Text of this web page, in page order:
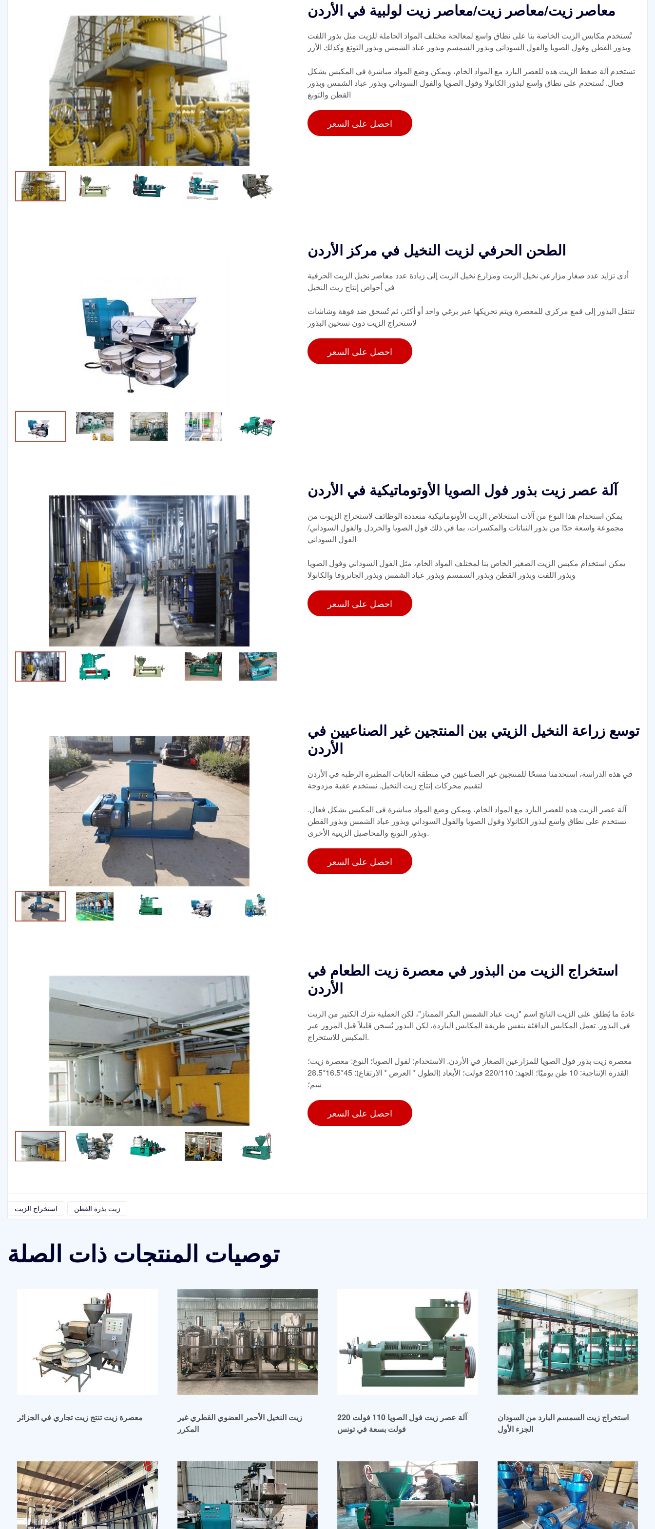
معاصر زيت/معاصر زيت/معاصر زيت لولبية في الأردن
تُستخدم مكابس الزيت الخاصة بنا على نطاق واسع لمعالجة مختلف المواد الحاملة للزيت مثل بذور اللفت
وبذور القطن وفول الصويا والفول السوداني وبذور السمسم وبذور عباد الشمس وبذور التونغ وكذلك الأرز
تستخدم آلة ضغط الزيت هذه للعصر البارد مع المواد الخام، ويمكن وضع المواد مباشرة في المكبس بشكل
فعال. تُستخدم على نطاق واسع لبذور الكانولا وفول الصويا والفول السوداني وبذور عباد الشمس وبذور
القطن والتونغ
احصل على السعر
الطحن الحرفي لزيت النخيل في مركز الأردن
أدى تزايد عدد صغار مزارعي نخيل الزيت ومزارع نخيل الزيت إلى زيادة عدد معاصر نخيل الزيت الحرفية
في أحواض إنتاج زيت النخيل
تنتقل البذور إلى قمع مركزي للمعصرة ويتم تحريكها عبر برغي واحد أو أكثر، ثم تُسحق ضد فوهة وشاشات
لاستخراج الزيت دون تسخين البذور
احصل على السعر
آلة عصر زيت بذور فول الصويا الأوتوماتيكية في الأردن
يمكن استخدام هذا النوع من آلات استخلاص الزيت الأوتوماتيكية متعددة الوظائف لاستخراج الزيوت من
مجموعة واسعة جدًا من بذور النباتات والمكسرات، بما في ذلك فول الصويا والخردل والفول السوداني/
الفول السوداني
يمكن استخدام مكبس الزيت الصغير الخاص بنا لمختلف المواد الخام، مثل الفول السوداني وفول الصويا
وبذور اللفت وبذور القطن وبذور السمسم وبذور عباد الشمس وبذور الجاتروفا والكانولا
احصل على السعر
توسع زراعة النخيل الزيتي بين المنتجين غير الصناعيين في
الأردن
في هذه الدراسة، استخدمنا مسحًا للمنتجين غير الصناعيين في منطقة الغابات المطيرة الرطبة في الأردن
لتقييم محركات إنتاج زيت النخيل. نستخدم عقبة مزدوجة
آلة عصر الزيت هذه للعصر البارد مع المواد الخام، ويمكن وضع المواد مباشرة في المكبس بشكل فعال.
تستخدم على نطاق واسع لبذور الكانولا وفول الصويا والفول السوداني وبذور عباد الشمس وبذور القطن
وبذور التونغ والمحاصيل الزيتية الأخرى.
احصل على السعر
استخراج الزيت من البذور في معصرة زيت الطعام في
الأردن
عادةً ما يُطلق على الزيت الناتج اسم "زيت عباد الشمس البكر الممتاز"، لكن العملية تترك الكثير من الزيت
في البذور. تعمل المكابس الدافئة بنفس طريقة المكابس الباردة، لكن البذور تُسخن قليلاً قبل المرور عبر
المكبس للاستخراج.
معصرة زيت بذور فول الصويا للمزارعين الصغار في الأردن. الاستخدام: لفول الصويا؛ النوع: معصرة زيت؛
القدرة الإنتاجية: 10 طن يوميًا؛ الجهد: 220/110 فولت؛ الأبعاد (الطول * العرض * الارتفاع): 45*16.5*28.5
سم؛
احصل على السعر
استخراج الزيت زيت بذرة القطن
توصيات المنتجات ذات الصلة
معصرة زيت تنتج زيت تجاري في الجزائر
زيت النخيل الأحمر العضوي القطري غير
المكرر
آلة عصر زيت فول الصويا 110 فولت 220
فولت بسعة في تونس
استخراج زيت السمسم البارد من السودان
الجزء الأول